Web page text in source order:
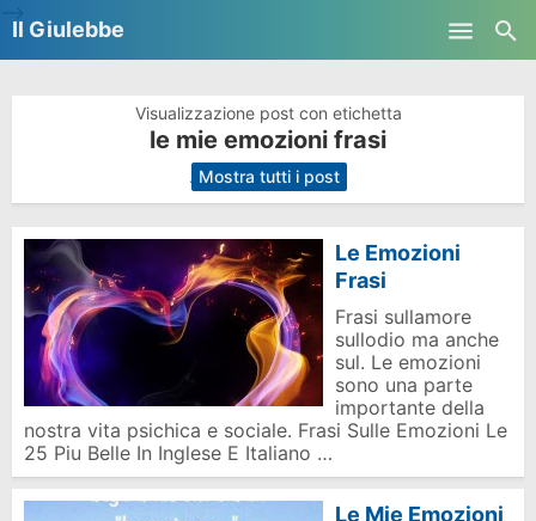
Il Giulebbe
Visualizzazione post con etichetta
le mie emozioni frasi
. Mostra tutti i post
Le Emozioni
Frasi
Frasi sullamore
sullodio ma anche
sul. Le emozioni
sono una parte
importante della
nostra vita psichica e sociale. Frasi Sulle Emozioni Le
25 Piu Belle In Inglese E Italiano …
Le Mie Emozioni